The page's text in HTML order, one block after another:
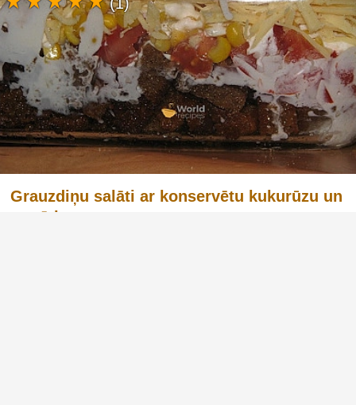
Grauzdiņu salāti ar konservētu kukurūzu un
tomātiem